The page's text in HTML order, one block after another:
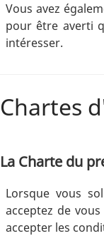
Vous avez
pour être averti
intéresser.
Chartes
La Charte du
Lorsque vous
acceptez de
accepter les